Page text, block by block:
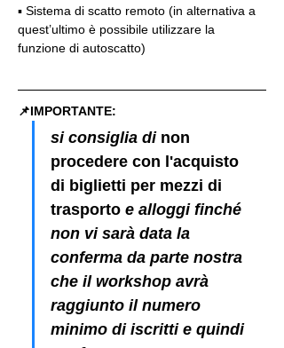
▪️ Sistema di scatto remoto (in alternativa a
quest’ultimo è possibile utilizzare la
funzione di autoscatto)
📌IMPORTANTE:
si consiglia di non
procedere con l'acquisto
di biglietti per mezzi di
trasporto e alloggi finché
non vi sarà data la
conferma da parte nostra
che il workshop avrà
raggiunto il numero
minimo di iscritti e quindi